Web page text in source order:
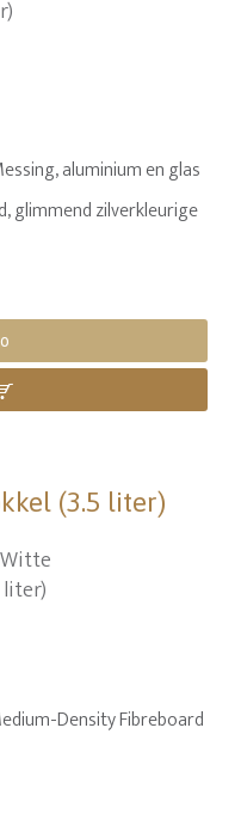
aluminium en glas
glimmend zilverkleurige
(3.5 liter)
Density Fibreboard